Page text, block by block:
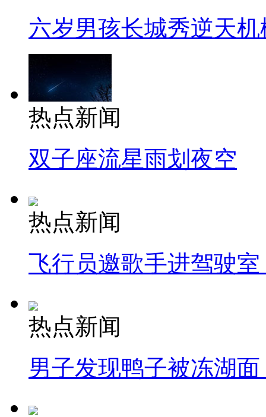
六岁男孩长城秀逆天机
热点新闻
双子座流星雨划夜空
热点新闻
飞行员邀歌手进驾驶
热点新闻
男子发现鸭子被冻湖